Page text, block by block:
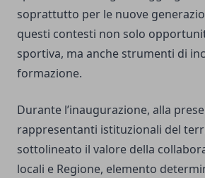
soprattutto per le nuove
questi contesti non solo
sportiva, ma anche strumenti di
formazione.
Durante l’inaugurazione, alla
rappresentanti istituzionali del
sottolineato il valore della
locali e Regione, elemento